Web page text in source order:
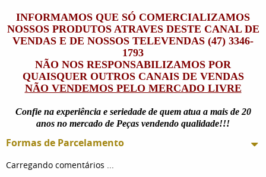
INFORMAMOS QUE SÓ COMERCIALIZAMOS
NOSSOS PRODUTOS ATRAVES DESTE CANAL DE
VENDAS E DE NOSSOS TELEVENDAS (47) 3346-
1793
NÃO NOS RESPONSABILIZAMOS POR
QUAISQUER OUTROS CANAIS DE VENDAS
NÃO VENDEMOS PELO MERCADO LIVRE
Confie na experiência e seriedade de quem atua a mais de 20
anos no mercado de Peças vendendo qualidade!!!
Formas de Parcelamento
Carregando comentários ...